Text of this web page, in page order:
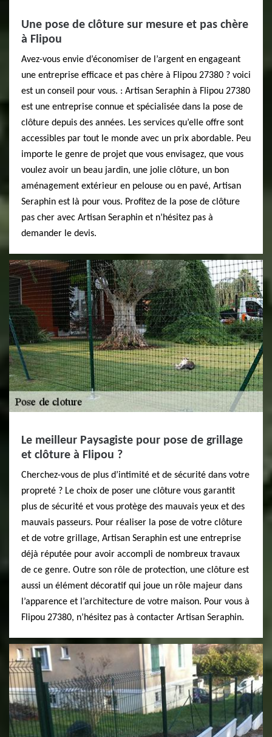
Une pose de clôture sur mesure et pas chère
à Flipou
Avez-vous envie d’économiser de l’argent en engageant
une entreprise efficace et pas chère à Flipou 27380 ? voici
est un conseil pour vous. : Artisan Seraphin à Flipou 27380
est une entreprise connue et spécialisée dans la pose de
clôture depuis des années. Les services qu’elle offre sont
accessibles par tout le monde avec un prix abordable. Peu
importe le genre de projet que vous envisagez, que vous
voulez avoir un beau jardin, une jolie clôture, un bon
aménagement extérieur en pelouse ou en pavé, Artisan
Seraphin est là pour vous. Profitez de la pose de clôture
pas cher avec Artisan Seraphin et n’hésitez pas à
demander le devis.
Le meilleur Paysagiste pour pose de grillage
et clôture à Flipou ?
Cherchez-vous de plus d’intimité et de sécurité dans votre
propreté ? Le choix de poser une clôture vous garantit
plus de sécurité et vous protège des mauvais yeux et des
mauvais passeurs. Pour réaliser la pose de votre clôture
et de votre grillage, Artisan Seraphin est une entreprise
déjà réputée pour avoir accompli de nombreux travaux
de ce genre. Outre son rôle de protection, une clôture est
aussi un élément décoratif qui joue un rôle majeur dans
l’apparence et l’architecture de votre maison. Pour vous à
Flipou 27380, n’hésitez pas à contacter Artisan Seraphin.